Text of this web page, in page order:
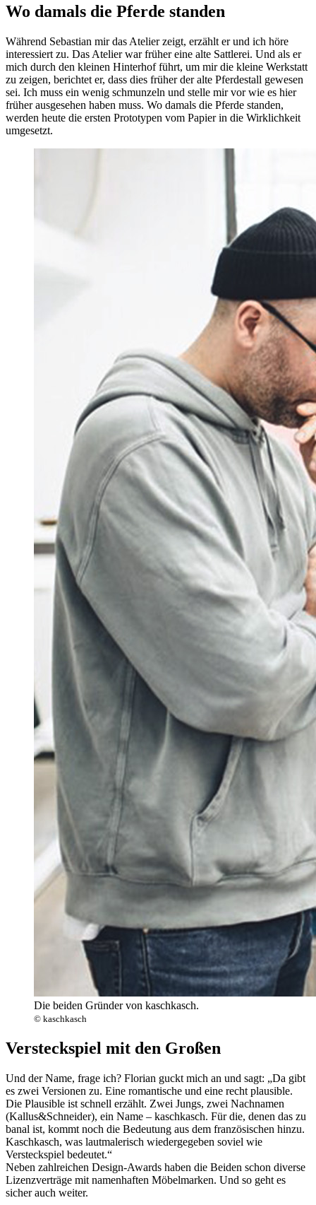
Wo damals die Pferde standen
Während Sebastian mir das Atelier zeigt, erzählt er und ich höre
interessiert zu. Das Atelier war früher eine alte Sattlerei. Und als er
mich durch den kleinen Hinterhof führt, um mir die kleine Werkstatt
zu zeigen, berichtet er, dass dies früher der alte Pferdestall gewesen
sei. Ich muss ein wenig schmunzeln und stelle mir vor wie es hier
früher ausgesehen haben muss. Wo damals die Pferde standen,
werden heute die ersten Prototypen vom Papier in die Wirklichkeit
umgesetzt.
Die beiden Gründer von kaschkasch.
© kaschkasch
Versteckspiel mit den Großen
Und der Name, frage ich? Florian guckt mich an und sagt: „Da gibt
es zwei Versionen zu. Eine romantische und eine recht plausible.
Die Plausible ist schnell erzählt. Zwei Jungs, zwei Nachnamen
(Kallus&Schneider), ein Name – kaschkasch. Für die, denen das zu
banal ist, kommt noch die Bedeutung aus dem französischen hinzu.
Kaschkasch, was lautmalerisch wiedergegeben soviel wie
Versteckspiel bedeutet.“
Neben zahlreichen Design-Awards haben die Beiden schon diverse
Lizenzverträge mit namenhaften Möbelmarken. Und so geht es
sicher auch weiter.